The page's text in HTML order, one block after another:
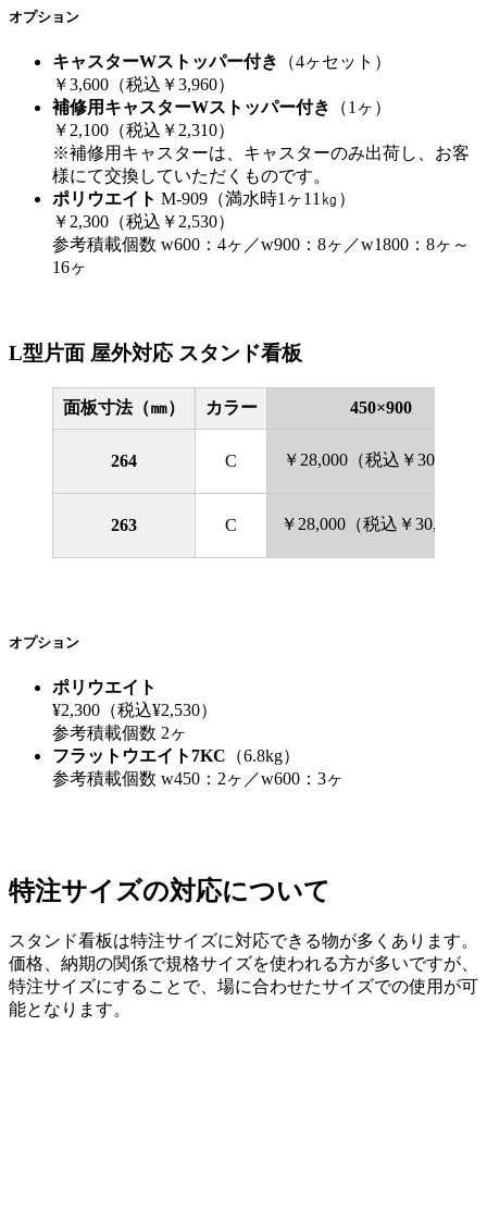
オプション
キャスターWストッパー付き
（4ヶセット）
￥3,600（税込￥3,960）
補修用キャスターWストッパー付き
（1ヶ）
￥2,100（税込￥2,310）
※補修用キャスターは、キャスターのみ出荷し、お客
様にて交換していただくものです。
ポリウエイト M-909（満水時1ヶ11㎏）
￥2,300（税込￥2,530）
参考積載個数 w600：4ヶ／w900：8ヶ／w1800：8ヶ～
16ヶ
L型片面 屋外対応 スタンド看板
面板寸法（㎜） カラー 450×900
264 C ￥28,000（税込￥30,800）
263 C ￥28,000（税込￥30,800）
オプション
ポリウエイト
¥2,300（税込¥2,530）
参考積載個数 2ヶ
フラットウエイト7KC （6.8kg）
参考積載個数 w450：2ヶ／w600：3ヶ
特注サイズの対応について
スタンド看板は特注サイズに対応できる物が多くあります。
価格、納期の関係で規格サイズを使われる方が多いですが、
特注サイズにすることで、場に合わせたサイズでの使用が可
能となります。